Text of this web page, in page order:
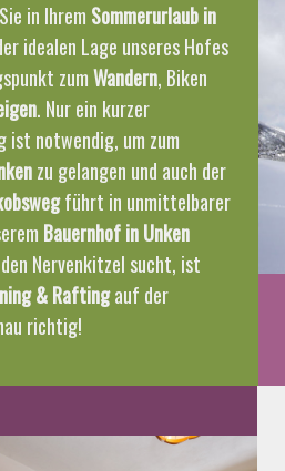
in Ihrem Sommerurlaub in
idealen Lage unseres Hofes
zumWandern, Biken
. Nur ein kurzer
ist notwendig, um zum
zu gelangen und auch der
führt in unmittelbarer
Bauernhof in Unken
Nervenkitzel sucht, ist
& Raftingauf der
richtig!